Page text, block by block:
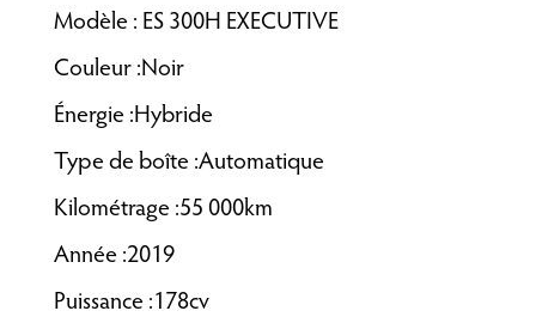
Modèle : ES 300H EXECUTIVE
Couleur :Noir
Énergie :Hybride
Type de boîte :Automatique
Kilométrage :55 000km
Année :2019
Puissance :178cv